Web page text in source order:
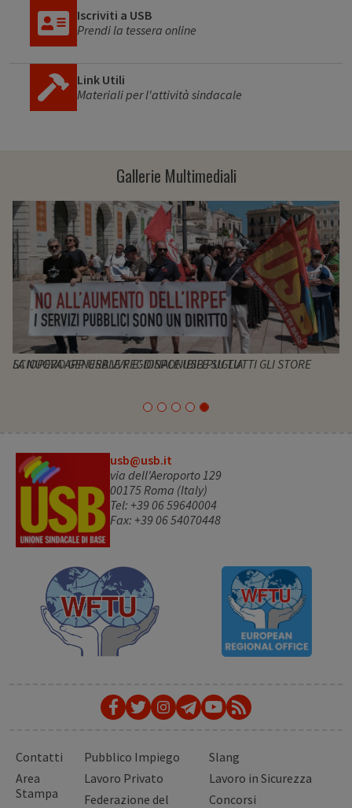
Iscriviti a USB
Prendi la tessera online
Link Utili
Materiali per l'attività sindacale
Gallerie Multimediali
SCIOPERO GENERALE REGIONALE USB PUGLIA
usb@usb.it
via dell'Aeroporto 129
00175 Roma (Italy)
Tel: +39 06 59640004
Fax: +39 06 54070448
Contatti
Area
Stampa
Pubblico Impiego
Lavoro Privato
Federazione del
Slang
Lavoro in Sicurezza
Concorsi